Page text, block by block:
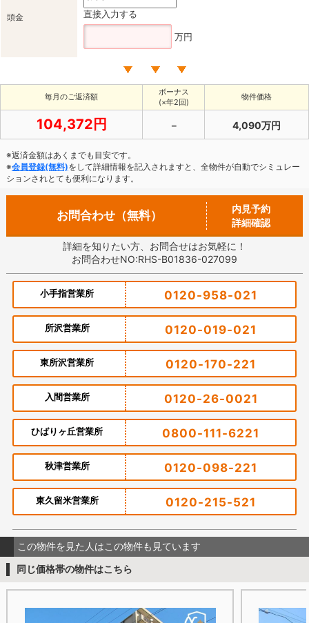
頭金 直接入力する
万円
毎月のご返済額
ボーナス
(×年2回)
物件価格
104,372円 － 4,090万円
※返済金額はあくまでも目安です。
※会員登録(無料)をして詳細情報を記入されますと、全物件が自動でシミュレー
ションされとても便利になります。
お問合わせ（無料）
内見予約
詳細確認
詳細を知りたい方、お問合せはお気軽に！
お問合わせNO:RHS-B01836-027099
小手指営業所 0120-958-021
所沢営業所 0120-019-021
東所沢営業所 0120-170-221
入間営業所 0120-26-0021
ひばりヶ丘営業所 0800-111-6221
秋津営業所 0120-098-221
東久留米営業所 0120-215-521
この物件を見た人はこの物件も見ています
同じ価格帯の物件はこちら